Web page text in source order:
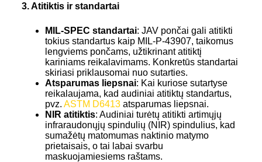
3. Atitiktis ir standartai
MIL-SPEC standartai: JAV pončai gali atitikti
tokius standartus kaip MIL-P-43907, taikomus
lengviems pončams, užtikrinant atitiktį
kariniams reikalavimams. Konkretūs standartai
skiriasi priklausomai nuo sutarties.
Atsparumas liepsnai: Kai kuriose sutartyse
reikalaujama, kad audiniai atitiktų standartus,
pvz. ASTM D6413atsparumas liepsnai.
NIR atitiktis: Audiniai turėtų atitikti artimųjų
infraraudonųjų spindulių (NIR) spindulius, kad
sumažėtų matomumas naktinio matymo
prietaisais, o tai labai svarbu
maskuojamiesiems raštams.